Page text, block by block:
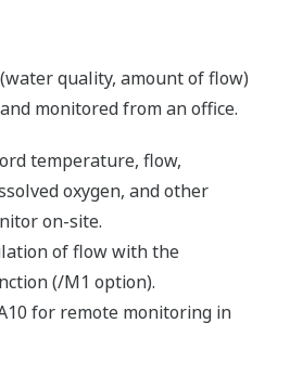
quality, amount of flow)
monitored from an office.
temperature, flow,
oxygen, and other
on-site.
of flow with the
(/M1 option).
for remote monitoring in